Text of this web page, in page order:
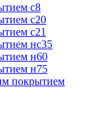
с8
с20
с21
нс35
н60
н75
покрытием